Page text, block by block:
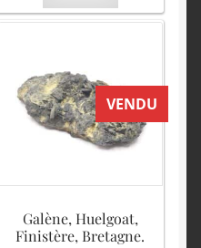
VENDU
Galène, Huelgoat,
Finistère, Bretagne.